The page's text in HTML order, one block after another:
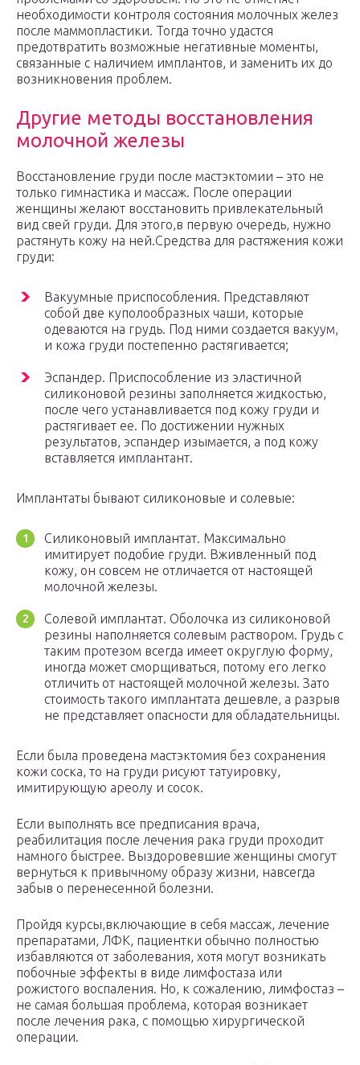
необходимости контроля состояния молочных желез
после маммопластики. Тогда точно удастся
предотвратить возможные негативные моменты,
связанные с наличием имплантов, и заменить их до
возникновения проблем.
Другие методы восстановления
молочной железы
Восстановление груди после мастэктомии – это не
только гимнастика и массаж. После операции
женщины желают восстановить привлекательный
вид свей груди. Для этого,в первую очередь, нужно
растянуть кожу на ней.Средства для растяжения кожи
груди:
Вакуумные приспособления. Представляют
собой две куполообразных чаши, которые
одеваются на грудь. Под ними создается вакуум,
и кожа груди постепенно растягивается;
Эспандер. Приспособление из эластичной
силиконовой резины заполняется жидкостью,
после чего устанавливается под кожу груди и
растягивает ее. По достижении нужных
результатов, эспандер изымается, а под кожу
вставляется имплантант.
Имплантаты бывают силиконовые и солевые:
Силиконовый имплантат. Максимально
имитирует подобие груди. Вживленный под
кожу, он совсем не отличается от настоящей
молочной железы.
Солевой имплантат. Оболочка из силиконовой
резины наполняется солевым раствором. Грудь с
таким протезом всегда имеет округлую форму,
иногда может сморщиваться, потому его легко
отличить от настоящей молочной железы. Зато
стоимость такого имплантата дешевле, а разрыв
не представляет опасности для обладательницы.
Если была проведена мастэктомия без сохранения
кожи соска, то на груди рисуют татуировку,
имитирующую ареолу и сосок.
Если выполнять все предписания врача,
реабилитация после лечения рака груди проходит
намного быстрее. Выздоровевшие женщины смогут
вернуться к привычному образу жизни, навсегда
забыв о перенесенной болезни.
Пройдя курсы,включающие в себя массаж, лечение
препаратами, ЛФК, пациентки обычно полностью
избавляются от заболевания, хотя могут возникать
побочные эффекты в виде лимфостаза или
рожистого воспаления. Но, к сожалению, лимфостаз –
не самая большая проблема, которая возникает
после лечения рака, с помощью хирургической
операции.